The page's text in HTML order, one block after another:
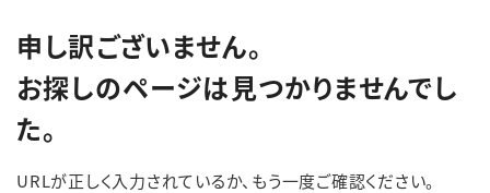
申し訳ございません。
お探しのページは見つかりませんでし
た。
URLが正しく入力されているか、もう一度ご確認ください。